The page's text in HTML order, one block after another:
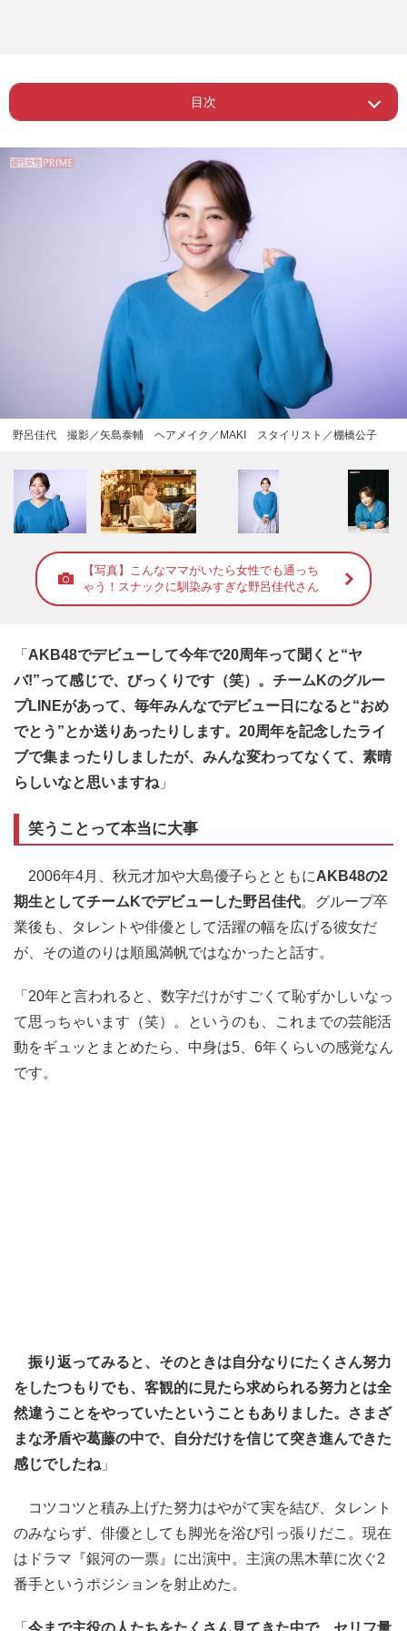
目次
Page 1 ー 笑うことって本当に大事
ー 一番の健康法は？
野呂佳代 撮影／矢島泰輔 ヘアメイク／MAKI スタイリスト／棚橋公子
【写真】こんなママがいたら女性でも通っち
ゃう！スナックに馴染みすぎな野呂佳代さん
「 AKB48でデビューして今年で20周年って聞くと“ヤ
バ!”って感じで、びっくりです（笑）。チームKのグルー
プLINEがあって、毎年みんなでデビュー日になると“おめ
でとう”とか送りあったりします。20周年を記念したライ
ブで集まったりしましたが、みんな変わってなくて、素晴
らしいなと思いますね」
笑うことって本当に大事
2006年4月、秋元才加や大島優子らとともにAKB48の2
期生としてチームKでデビューした野呂佳代。グループ卒
業後も、タレントや俳優として活躍の幅を広げる彼女だ
が、その道のりは順風満帆ではなかったと話す。
「20年と言われると、数字だけがすごくて恥ずかしいなっ
て思っちゃいます（笑）。というのも、これまでの芸能活
動をギュッとまとめたら、中身は5、6年くらいの感覚なん
です。
振り返ってみると、そのときは自分なりにたくさん努力
をしたつもりでも、客観的に見たら求められる努力とは全
然違うことをやっていたということもありました。さまざ
まな矛盾や葛藤の中で、自分だけを信じて突き進んできた
感じでしたね」
コツコツと積み上げた努力はやがて実を結び、タレント
のみならず、俳優としても脚光を浴び引っ張りだこ。現在
はドラマ『銀河の一票』に出演中。主演の黒木華に次ぐ2
番手というポジションを射止めた。